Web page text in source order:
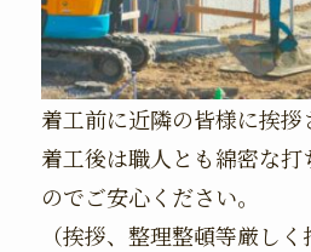
着工前に近隣の皆様に挨拶
着工後は職人とも綿密な
のでご安心ください。
（挨拶、整理整頓等厳しく